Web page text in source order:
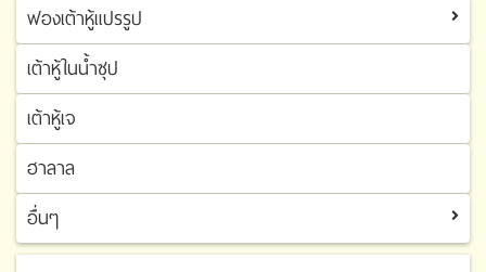
ฟองเต้าหู้
ฟองเต้าหู้แปรรูป
ฟองเต้าหู้แปรรูป
เต้าหู้ในน้ำซุป
เต้าหู้เจ
ฮาลาล
อื่นๆ